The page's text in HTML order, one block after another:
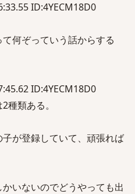
ID:4YECM18D0
何ぞっていう話からする
ID:4YECM18D0
種類ある。
が登録していて、頑張れば
いないのでどうやっても出